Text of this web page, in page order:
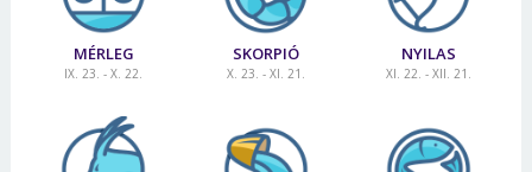
MÉRLEG
IX. 23. - X. 22.
SKORPIÓ
X. 23. - XI. 21.
NYILAS
XI. 22. - XII. 21.